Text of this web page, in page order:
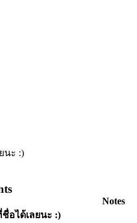
นะ :)
อได้เลยนะ :)
Notes